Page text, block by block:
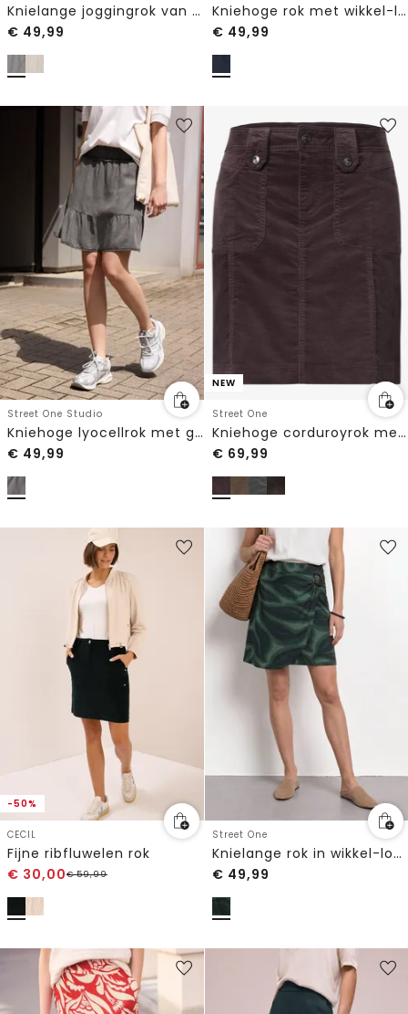
Knielange joggingrok van seersucker stof
€ 49,99
Kniehoge rok met wikkel-look
€ 49,99
Street One Studio
Kniehoge lyocellrok met gewassen look
€ 49,99
NEW
Street One
Kniehoge corduroyrok met zakken
€ 69,99
-50%
CECIL
Fijne ribfluwelen rok
€ 30,00€59,99
Street One
Knielange rok in wikkel-look
€ 49,99